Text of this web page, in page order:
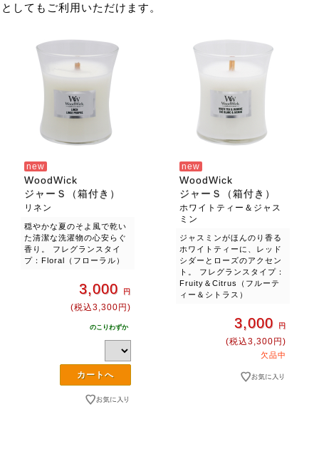
としてもご利用いただけます。
new
WoodWick
ジャーＳ（箱付き）
リネン
穏やかな夏のそよ風で乾い
た清潔な洗濯物の心安らぐ
香り。 フレグランスタイ
プ：Floral（フローラル）
3,000 円
(税込3,300円)
のこりわずか
new
WoodWick
ジャーＳ（箱付き）
ホワイトティー＆ジャス
ミン
ジャスミンがほんのり香る
ホワイトティーに、レッド
シダーとローズのアクセン
ト。 フレグランスタイプ：
Fruity＆Citrus（フルーテ
ィー＆シトラス）
3,000 円
(税込3,300円)
欠品中